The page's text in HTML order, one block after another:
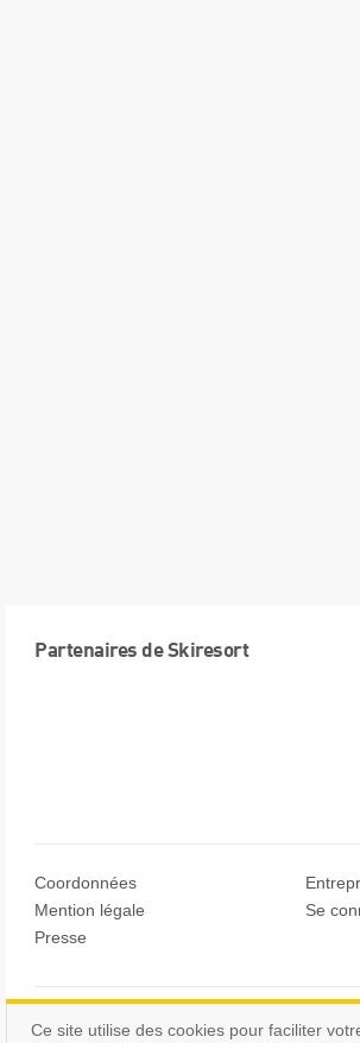
Partenaires de Skiresort
Coordonnées
Mention légale
Presse
Se
© Skiresort Service International GmbH.
Ce site utilise des cookies pour faciliter